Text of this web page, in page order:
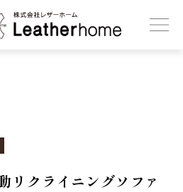
社レザーホーム
リクライニングソファ